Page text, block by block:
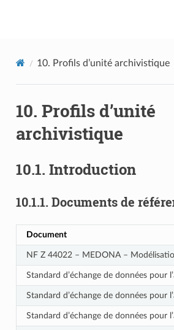
10. Profils d’unité archivistique
10. Profils d’unité
archivistique
10.1. Introduction
10.1.1. Documents de
Document
NF Z 44022 – MEDONA –
Standard d’échange de données pour
Standard d’échange de données pour
Standard d’échange de données pour